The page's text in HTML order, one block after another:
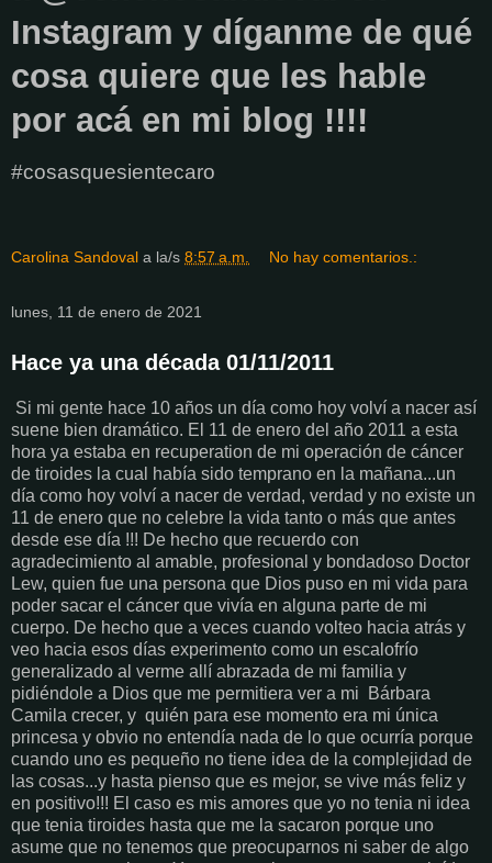
Instagram y díganme de qué
cosa quiere que les hable
por acá en mi blog !!!!
#cosasquesientecaro
Carolina Sandoval a la/s 8:57 a.m. No hay comentarios.:
lunes, 11 de enero de 2021
Hace ya una década 01/11/2011
Si mi gente hace 10 años un día como hoy volví a nacer así
suene bien dramático. El 11 de enero del año 2011 a esta
hora ya estaba en recuperation de mi operación de cáncer
de tiroides la cual había sido temprano en la mañana...un
día como hoy volví a nacer de verdad, verdad y no existe un
11 de enero que no celebre la vida tanto o más que antes
desde ese día !!! De hecho que recuerdo con
agradecimiento al amable, profesional y bondadoso Doctor
Lew, quien fue una persona que Dios puso en mi vida para
poder sacar el cáncer que vivía en alguna parte de mi
cuerpo. De hecho que a veces cuando volteo hacia atrás y
veo hacia esos días experimento como un escalofrío
generalizado al verme allí abrazada de mi familia y
pidiéndole a Dios que me permitiera ver a mi Bárbara
Camila crecer, y quién para ese momento era mi única
princesa y obvio no entendía nada de lo que ocurría porque
cuando uno es pequeño no tiene idea de la complejidad de
las cosas...y hasta pienso que es mejor, se vive más feliz y
en positivo!!! El caso es mis amores que yo no tenia ni idea
que tenia tiroides hasta que me la sacaron porque uno
asume que no tenemos que preocuparnos ni saber de algo